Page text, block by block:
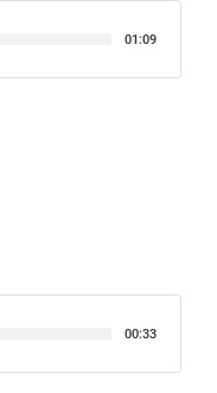
01:09
00:33